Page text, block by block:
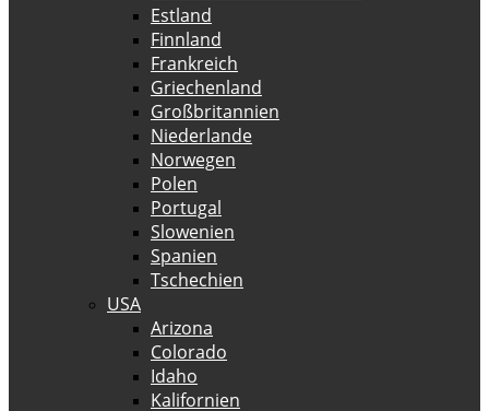
Estland
Finnland
Frankreich
Griechenland
Großbritannien
Niederlande
Norwegen
Polen
Portugal
Slowenien
Spanien
Tschechien
USA
Arizona
Colorado
Idaho
Kalifornien